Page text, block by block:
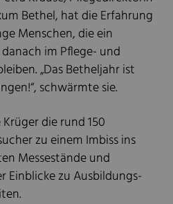
Bethel, hat die Erfahrung
Menschen, die ein
im Pflege- und
„Das Betheljahr ist
schwärmte sie.
die rund 150
zu einem Imbiss ins
Messestände und
zu Ausbildungs-